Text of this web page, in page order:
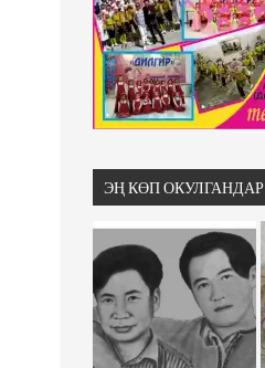
ЭҢ КӨП ОКУЛГАНДАР